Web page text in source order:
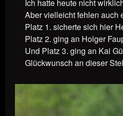
Ich hatte heute nicht
Aber vielleicht fehlen auch
Platz 1. sicherte sich hier
Platz 2. ging an Holger
Und Platz 3. ging an Kai
Glückwunsch an dieser